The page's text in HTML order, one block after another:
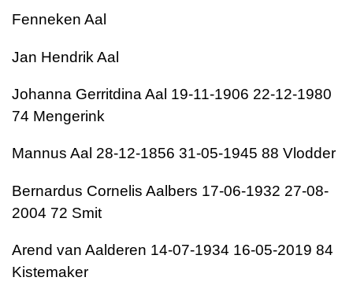
Fenneken Aal
Jan Hendrik Aal
Johanna Gerritdina Aal 19-11-1906 22-12-1980
74 Mengerink
Mannus Aal 28-12-1856 31-05-1945 88 Vlodder
Bernardus Cornelis Aalbers 17-06-1932 27-08-
2004 72 Smit
Arend van Aalderen 14-07-1934 16-05-2019 84
Kistemaker